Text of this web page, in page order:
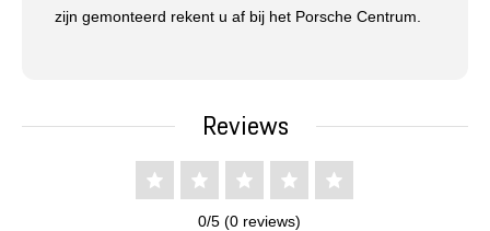
zijn gemonteerd rekent u af bij het Porsche Centrum.
Reviews
0/5 (0 reviews)